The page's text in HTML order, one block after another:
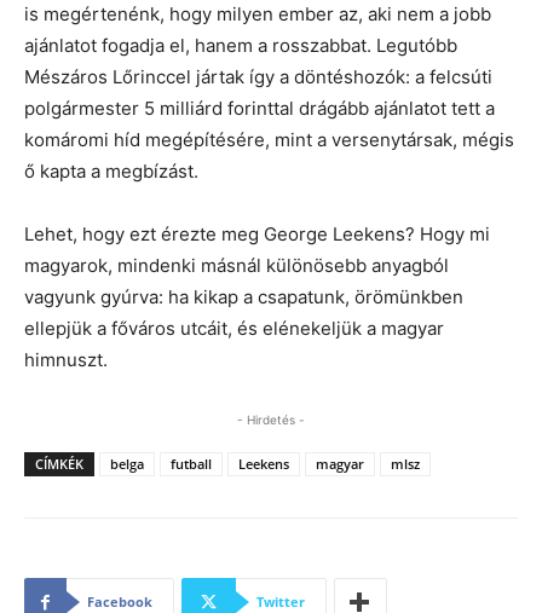
is megértenénk, hogy milyen ember az, aki nem a jobb
ajánlatot fogadja el, hanem a rosszabbat. Legutóbb
Mészáros Lőrinccel jártak így a döntéshozók: a felcsúti
polgármester 5 milliárd forinttal drágább ajánlatot tett a
komáromi híd megépítésére, mint a versenytársak, mégis
ő kapta a megbízást.
Lehet, hogy ezt érezte meg George Leekens? Hogy mi
magyarok, mindenki másnál különösebb anyagból
vagyunk gyúrva: ha kikap a csapatunk, örömünkben
ellepjük a főváros utcáit, és elénekeljük a magyar
himnuszt.
- Hirdetés -
CÍMKÉK belga futball Leekens magyar mlsz
Facebook Twitter